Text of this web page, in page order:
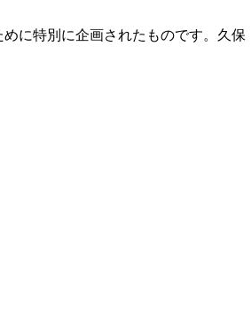
に特別に企画されたものです。久保